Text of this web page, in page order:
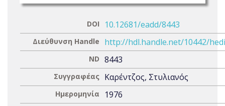
DOI 10.12681/eadd/8443
Διεύθυνση Handle http://hdl.handle.net/10442/
ND 8443
Συγγραφέας Καρέντζος, Στυλιανός
Ημερομηνία 1976